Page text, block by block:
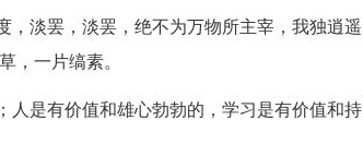
淡罢，淡罢，绝不为万物所主宰，我独逍遥
，一片缟素。
是有价值和雄心勃勃的，学习是有价值和持